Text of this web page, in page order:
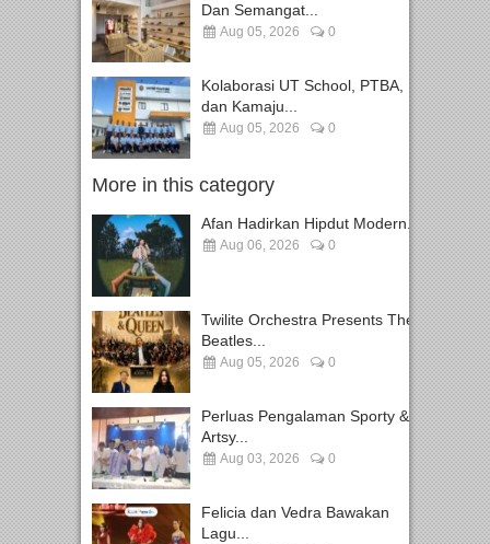
Dan Semangat...
Aug 05, 2026 0
Kolaborasi UT School, PTBA,
dan Kamaju...
Aug 05, 2026 0
More in this category
Afan Hadirkan Hipdut Modern...
Aug 06, 2026 0
Twilite Orchestra Presents The
Beatles...
Aug 05, 2026 0
Perluas Pengalaman Sporty &
Artsy...
Aug 03, 2026 0
Felicia dan Vedra Bawakan
Lagu...